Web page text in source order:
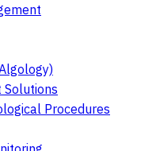
Solutions
Procedures